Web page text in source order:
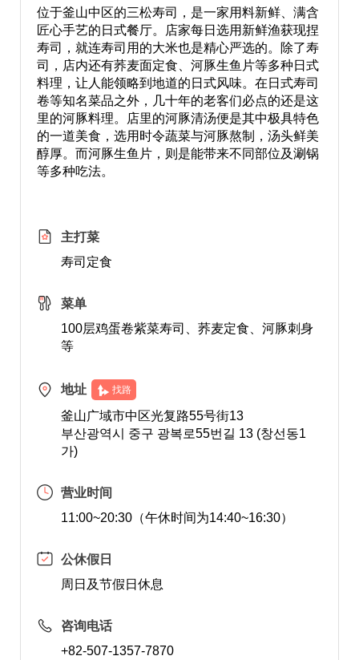
位于釜山中区的三松寿司，是一家用料新鲜、满含
匠心手艺的日式餐厅。店家每日选用新鲜渔获现捏
寿司，就连寿司用的大米也是精心严选的。除了寿
司，店内还有荞麦面定食、河豚生鱼片等多种日式
料理，让人能领略到地道的日式风味。在日式寿司
卷等知名菜品之外，几十年的老客们必点的还是这
里的河豚料理。店里的河豚清汤便是其中极具特色
的一道美食，选用时令蔬菜与河豚熬制，汤头鲜美
醇厚。而河豚生鱼片，则是能带来不同部位及涮锅
等多种吃法。
主打菜
寿司定食
菜单
100层鸡蛋卷紫菜寿司、荞麦定食、河豚刺身
等
地址 找路
釜山广域市中区光复路55号街13
부산광역시 중구 광복로55번길 13 (창선동1
가)
营业时间
11:00~20:30（午休时间为14:40~16:30）
公休假日
周日及节假日休息
咨询电话
+82-507-1357-7870